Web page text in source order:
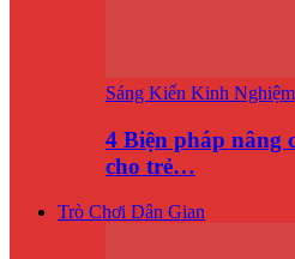
Sáng Kiến Kinh Nghiệm
4 Biện pháp nâng
cho trẻ…
Trò Chơi Dân Gian